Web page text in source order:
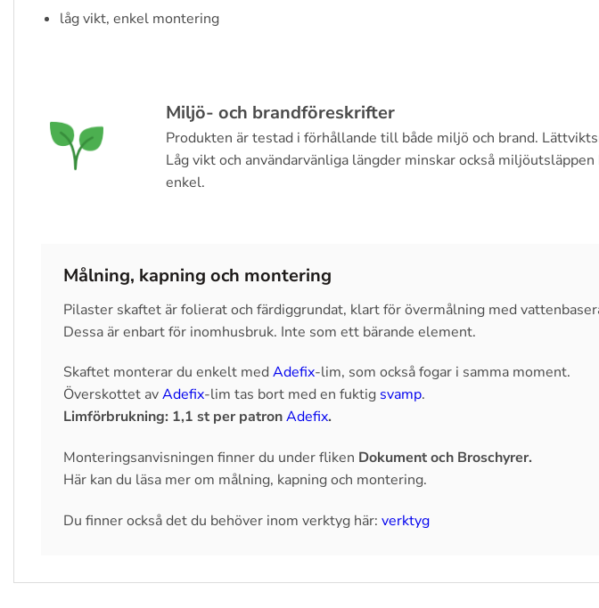
låg vikt, enkel montering
Miljö- och brandföreskrifter
Produkten är testad i förhållande till både miljö och brand.
Låg vikt och användarvänliga längder minskar också
enkel.
Målning, kapning och montering
Pilaster skaftet är folierat och färdiggrundat, klart för övermålning med
Dessa är enbart för inomhusbruk. Inte som ett bärande element.
Skaftet monterar du enkelt med Adefix-lim, som också fogar i samma moment.
Överskottet avAdefix-lim tas bort med en fuktig svamp.
Limförbrukning: 1,1 st per patronAdefix.
Monteringsanvisningen finner du under fliken Dokument och Broschyrer.
Här kan du läsa mer om målning, kapning och montering.
Du finner också det du behöver inom verktyg här: verktyg